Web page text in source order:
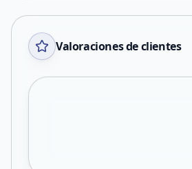
Valoraciones de clientes